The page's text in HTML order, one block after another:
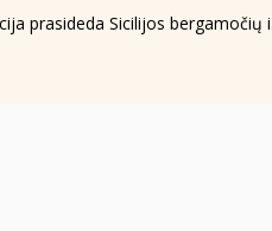
prasideda Sicilijos bergamočių